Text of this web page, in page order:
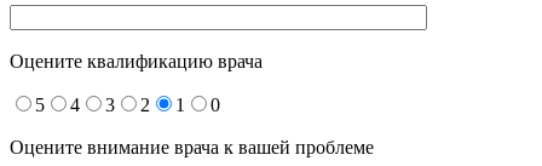
Оцените квалификацию врача
5 4 3 2 1 0
Оцените внимание врача к вашей проблеме